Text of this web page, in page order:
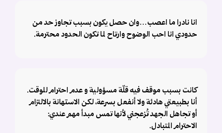
انا نادرا ما اعصب…وان حصل يكون بسبب تجاوز حد من
حدودي انا احب الوضوح وارتاح لما تكون الحدود محترمة.
كانت بسبب موقف فيه قلّة مسؤولية و عدم احترام للوقت.
أنا بطبيعتي هادئة ولا أنفعل بسرعة، لكن الاستهانة بالالتزام
أو تجاهل الجهد تُزعجني لأنها تمس مبدأ مهم عندي:
الاحترام المتبادل.